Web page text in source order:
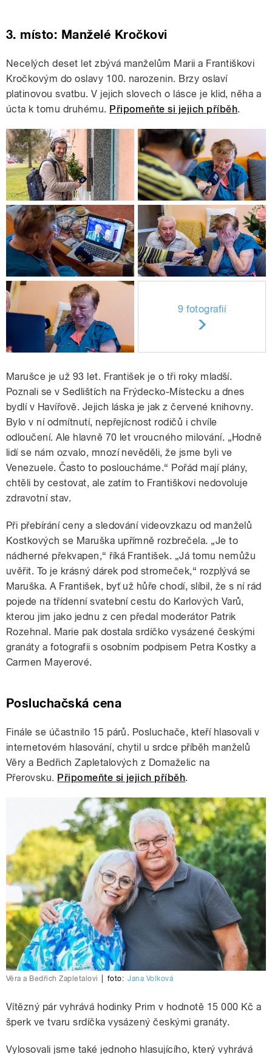
3. místo: Manželé Kročkovi
Necelých deset let zbývá manželům Marii a Františkovi
Kročkovým do oslavy 100. narozenin. Brzy oslaví
platinovou svatbu. V jejich slovech o lásce je klid, něha a
úcta k tomu druhému. Připomeňte si jejich příběh.
9 fotografií
Marušce je už 93 let. František je o tři roky mladší.
Poznali se v Sedlištích na Frýdecko-Místecku a dnes
bydlí v Havířově. Jejich láska je jak z červené knihovny.
Bylo v ní odmítnutí, nepřejícnost rodičů i chvíle
odloučení. Ale hlavně 70 let vroucného milování. „Hodně
lidí se nám ozvalo, mnozí nevěděli, že jsme byli ve
Venezuele. Často to posloucháme.“ Pořád mají plány,
chtěli by cestovat, ale zatím to Františkovi nedovoluje
zdravotní stav.
Při přebírání ceny a sledování videovzkazu od manželů
Kostkových se Maruška upřímně rozbrečela. „Je to
nádherné překvapen,“ říká František. „Já tomu nemůžu
uvěřit. To je krásný dárek pod stromeček,“ rozplývá se
Maruška. A František, byť už hůře chodí, slíbil, že s ní rád
pojede na třídenní svatební cestu do Karlových Varů,
kterou jim jako jednu z cen předal moderátor Patrik
Rozehnal. Marie pak dostala srdíčko vysázené českými
granáty a fotografii s osobním podpisem Petra Kostky a
Carmen Mayerové.
Posluchačská cena
Finále se účastnilo 15 párů. Posluchače, kteří hlasovali v
internetovém hlasování, chytil u srdce příběh manželů
Věry a Bedřich Zapletalových z Domaželic na
Přerovsku. Připomeňte si jejich příběh.
Věra a Bedřich Zapletalovi foto: Jana Volková
Vítězný pár vyhrává hodinky Prim v hodnotě 15 000 Kč a
šperk ve tvaru srdíčka vysázený českými granáty.
Vylosovali jsme také jednoho hlasujícího, který vyhrává